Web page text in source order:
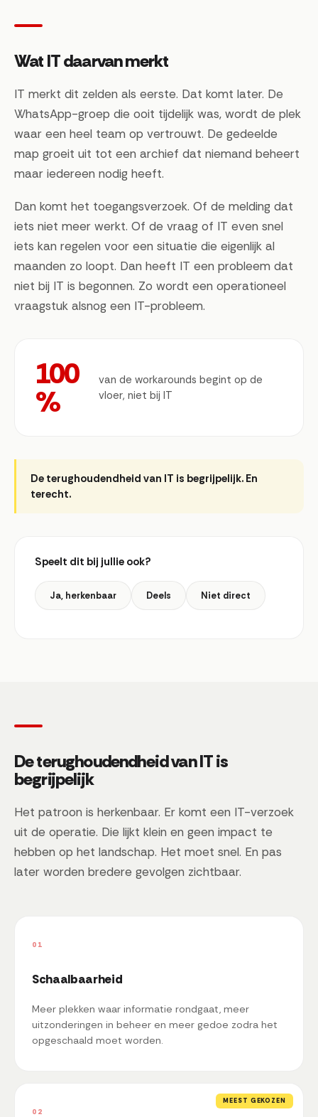
Wat IT daarvan merkt
IT merkt dit zelden als eerste. Dat komt later. De
WhatsApp-groep die ooit tijdelijk was, wordt de plek
waar een heel team op vertrouwt. De gedeelde
map groeit uit tot een archief dat niemand beheert
maar iedereen nodig heeft.
Dan komt het toegangsverzoek. Of de melding dat
iets niet meer werkt. Of de vraag of IT even snel
iets kan regelen voor een situatie die eigenlijk al
maanden zo loopt. Dan heeft IT een probleem dat
niet bij IT is begonnen. Zo wordt een operationeel
vraagstuk alsnog een IT-probleem.
100
%
van de workarounds begint op de
vloer, niet bij IT
De terughoudendheid van IT is begrijpelijk. En
terecht.
Speelt dit bij jullie ook?
Ja, herkenbaar Deels Niet direct
De terughoudendheid van IT is
begrijpelijk
Het patroon is herkenbaar. Er komt een IT-verzoek
uit de operatie. Die lijkt klein en geen impact te
hebben op het landschap. Het moet snel. En pas
later worden bredere gevolgen zichtbaar.
01
Schaalbaarheid
Meer plekken waar informatie rondgaat, meer
uitzonderingen in beheer en meer gedoe zodra het
opgeschaald moet worden.
MEEST GEKOZEN
02